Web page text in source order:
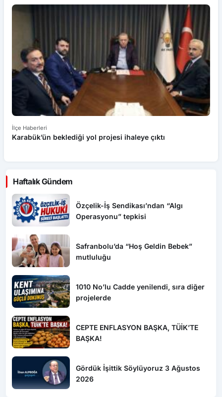
Trabzon’da dağ kızağına turist akını: Metrelerce
kuyruk oluşuyor
Çorum’da balya makinesi yangına sebep oldu: 500
dönüm anız küle döndü
GÜNDEM